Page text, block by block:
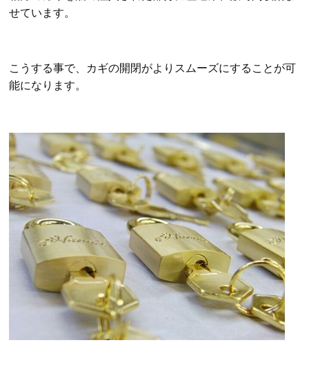
せています。
こうする事で、カギの開閉がよりスムーズにすることが可
能になります。